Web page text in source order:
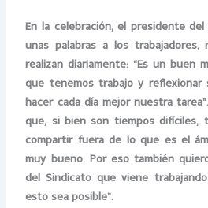
En la celebración, el presidente del
unas palabras a los
realizan diariamente: “Es un buen
que tenemos trabajo y reflexionar
hacer cada día mejor nuestra
que, si bien son tiempos difíciles,
compartir fuera de lo que es el
muy bueno. Por eso también
del Sindicato que viene
esto sea posible”.